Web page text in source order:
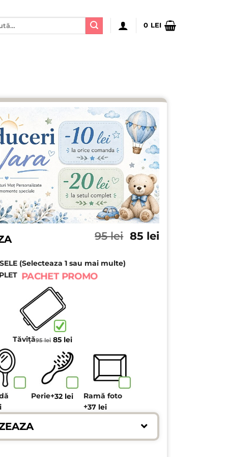
0 LEI
95lei Prețul
85 leiPrețul
(Selecteaza 1 sau mai multe)
PACHET PROMO
Tăviță95lei Prețul
a
fost:
95 lei.
85 leiPrețul
este:
85 lei.
Perie+32 lei
Ramă foto
+37 lei